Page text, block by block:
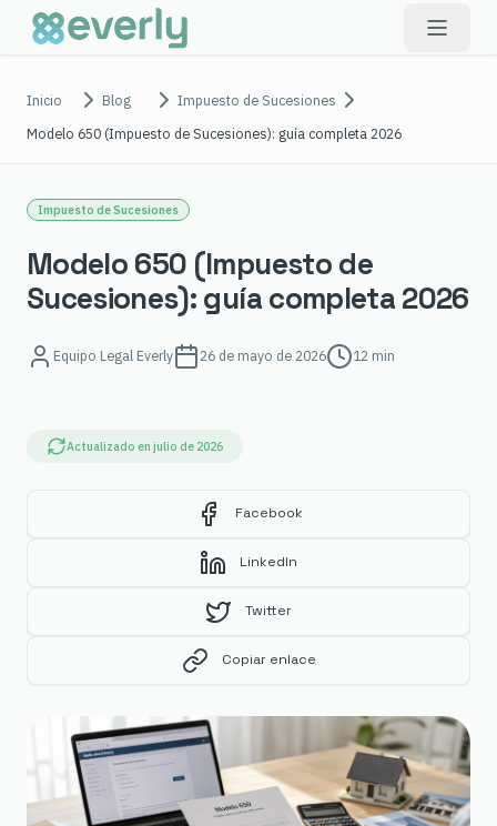
Inicio Blog
Impuesto de Sucesiones
Modelo 650 (Impuesto de Sucesiones): guía completa 2026
Impuesto de Sucesiones
Modelo 650 (Impuesto de
Sucesiones): guía completa 2026
Equipo Legal Everly 26 de mayo de 2026 12 min
Actualizado en julio de 2026
Facebook
LinkedIn
Twitter
Copiar enlace